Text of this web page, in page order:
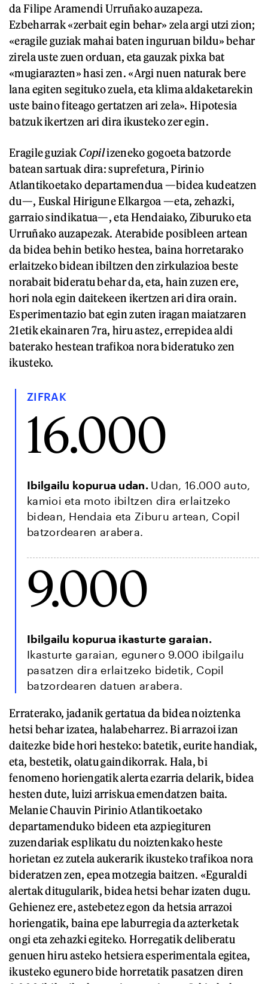
da Filipe Aramendi Urruñako auzapeza.
Ezbeharrak «zerbait egin behar» zela argi utzi zion;
«eragile guziak mahai baten inguruan bildu» behar
zirela uste zuen orduan, eta gauzak pixka bat
«mugiarazten» hasi zen. «Argi nuen naturak bere
lana egiten segituko zuela, eta klima aldaketarekin
uste baino fiteago gertatzen ari zela». Hipotesia
batzuk ikertzen ari dira ikusteko zer egin.
Eragile guziak Copilizeneko gogoeta batzorde
batean sartuak dira: suprefetura, Pirinio
Atlantikoetako departamendua —bidea kudeatzen
du—, Euskal Hirigune Elkargoa —eta, zehazki,
garraio sindikatua—, eta Hendaiako, Ziburuko eta
Urruñako auzapezak. Aterabide posibleen artean
da bidea behin betiko hestea, baina horretarako
erlaitzeko bidean ibiltzen den zirkulazioa beste
norabait bideratu behar da, eta, hain zuzen ere,
hori nola egin daitekeen ikertzen ari dira orain.
Esperimentazio bat egin zuten iragan maiatzaren
21etik ekainaren 7ra, hiru astez, errepidea aldi
baterako hestean trafikoa nora bideratuko zen
ikusteko.
ZIFRAK
16.000
Ibilgailu kopurua udan. Udan, 16.000 auto,
kamioi eta moto ibiltzen dira erlaitzeko
bidean, Hendaia eta Ziburu artean, Copil
batzordearen arabera.
9.000
Ibilgailu kopurua ikasturte garaian.
Ikasturte garaian, egunero 9.000 ibilgailu
pasatzen dira erlaitzeko bidetik, Copil
batzordearen datuen arabera.
Erraterako, jadanik gertatua da bidea noiztenka
hetsi behar izatea, halabeharrez. Bi arrazoi izan
daitezke bide hori hesteko: batetik, eurite handiak,
eta, bestetik, olatu gaindikorrak. Hala, bi
fenomeno horiengatik alerta ezarria delarik, bidea
hesten dute, luizi arriskua emendatzen baita.
Melanie Chauvin Pirinio Atlantikoetako
departamenduko bideen eta azpiegituren
zuzendariak esplikatu du noiztenkako heste
horietan ez zutela aukerarik ikusteko trafikoa nora
bideratzen zen, epea motzegia baitzen. «Eguraldi
alertak ditugularik, bidea hetsi behar izaten dugu.
Gehienez ere, astebetez egon da hetsia arrazoi
horiengatik, baina epe laburregia da azterketak
ongi eta zehazki egiteko. Horregatik deliberatu
genuen hiru asteko hetsiera esperimentala egitea,
ikusteko egunero bide horretatik pasatzen diren